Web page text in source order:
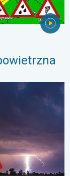
pogoda. . .